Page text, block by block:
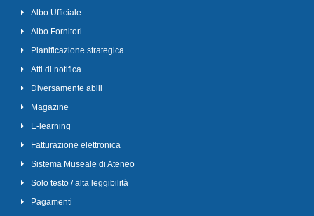
Albo Ufficiale
Albo Fornitori
Pianificazione strategica
Atti di notifica
Diversamente abili
Magazine
E-learning
Fatturazione elettronica
Sistema Museale di Ateneo
Solo testo / alta leggibilità
Pagamenti